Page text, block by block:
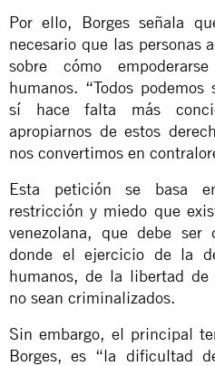
Por ello, Borges señala
necesario que las personas
sobre cómo
humanos. “Todos podemos
sí hace falta más
apropiarnos de estos
nos convertimos en
Esta petición se basa
restricción y miedo que
venezolana, que debe ser
donde el ejercicio de la
humanos, de la libertad de
no sean criminalizados.
Sin embargo, el principal
Borges, es “la dificultad